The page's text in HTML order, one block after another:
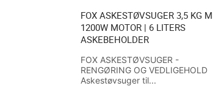
FOX ASKESTØVSUGER 3,5 KG
1200W MOTOR | 6 LITERS
ASKEBEHOLDER
FOX ASKESTØVSUGER -
RENGØRING OG VEDLIGEHOLD
Askestøvsuger til...